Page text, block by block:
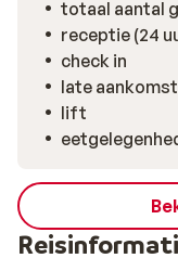
totaal aantal
receptie (24
check in
late aankomst
lift